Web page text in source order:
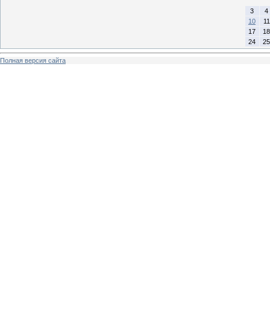
3
4
10
11
17
18
24
25
Полная версия сайта